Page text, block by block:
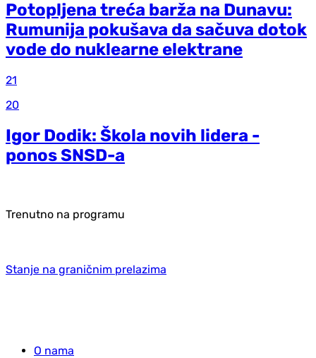
Potopljena treća barža na Dunavu:
Rumunija pokušava da sačuva dotok
vode do nuklearne elektrane
21
20
Igor Dodik: Škola novih lidera -
ponos SNSD-a
Trenutno na programu
Stanje na graničnim prelazima
O nama